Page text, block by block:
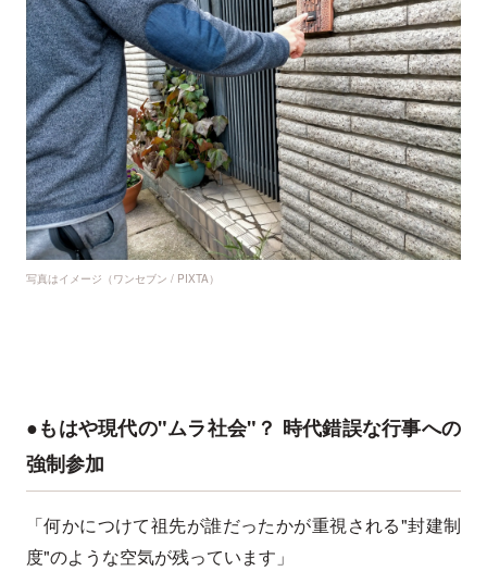
写真はイメージ（ワンセブン / PIXTA）
●もはや現代の"ムラ社会"？ 時代錯誤な行事への
強制参加
「何かにつけて祖先が誰だったかが重視される"封建制
度"のような空気が残っています」